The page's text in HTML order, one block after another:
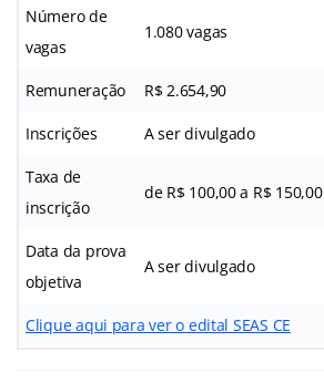
Número de
vagas
1.080 vagas
Remuneração R$ 2.654,90
Inscrições A ser divulgado
Taxa de
inscrição
de R$ 100,00 a R$ 150,00
Data da prova
objetiva
A ser divulgado
Clique aqui para ver o edital SEAS CE